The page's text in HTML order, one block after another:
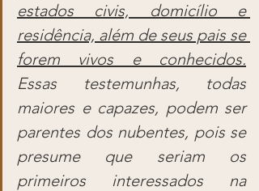
estados civis, domicílio e
residência, além de seus pais se
forem vivos e conhecidos.
Essas testemunhas, todas
maiores e capazes, podem ser
parentes dos nubentes, pois se
presume que seriam os
primeiros interessados na